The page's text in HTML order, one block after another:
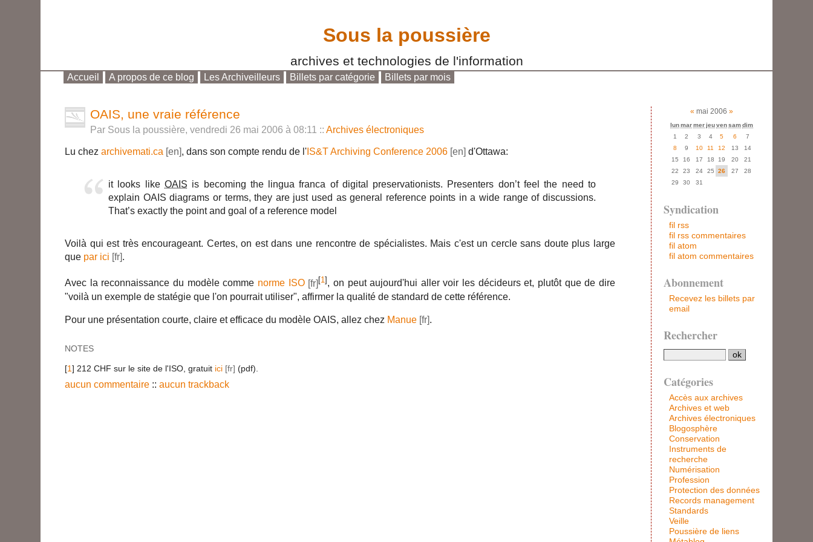
Sous la poussière
archives et technologies de l'information
Accueil A propos de ce blog Les Archiveilleurs Billets par catégorie
Billets par mois
OAIS, une vraie référence
Par Sous la poussière, vendredi 26 mai 2006 à 08:11 :: Archives électroniques
Lu chezarchivemati.ca , dans son compte rendu de l' IS&T Archiving Conference 2006 d'Ottawa:
it looks likeOAIS is becoming the lingua franca of digital preservationists. Presenters don’t feel the need to
explain OAIS diagrams or terms, they are just used as general reference points in a wide range of discussions.
That’s exactly the point and goal of a reference model
Voilà qui est très encourageant. Certes, on est dans une rencontre de spécialistes. Mais c'est un cercle sans doute plus large
que par ici .
Avec la reconnaissance du modèle comme norme ISO [1] , on peut aujourd'hui aller voir les décideurs et, plutôt que de dire
"voilà un exemple de statégie que l'on pourrait utiliser", affirmer la qualité de standard de cette référence.
Pour une présentation courte, claire et efficace du modèle OAIS, allez chez Manue .
NOTES
[1] 212 CHF sur le site de l'ISO, gratuit ici (pdf).
aucun commentaire :: aucun trackback
« mai 2006»
lun mar mer jeu ven sam dim
1
2 3 4 5 6
7
8
9 10 11 12 13
14
15
16 17 18 19 20
21
22
23 24 25 26 27
28
29
30 31
Syndication
fil rss
fil rss commentaires
fil atom
fil atom commentaires
Abonnement
Recevez les billets par
email
Rechercher
Catégories
Accès aux archives
Archives et web
Archives électroniques
Blogosphère
Conservation
Instruments de
recherche
Numérisation
Profession
Protection des données
Records management
Standards
Veille
Poussière de liens